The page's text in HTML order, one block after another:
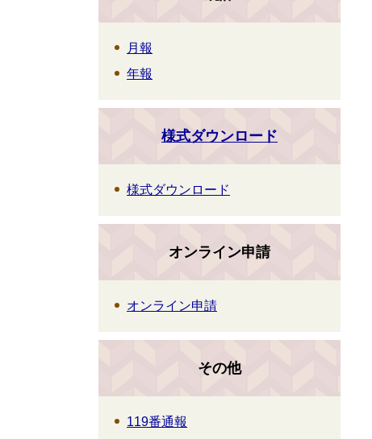
月報
年報
様式ダウンロード
様式ダウンロード
オンライン申請
オンライン申請
その他
119番通報